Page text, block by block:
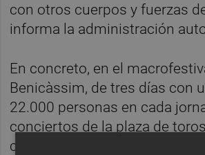
con otros cuerpos y fuerzas
informa la administración
En concreto, en el
Benicàssim, de tres días con
22.000 personas en cada
conciertos de la plaza de
con aforos diarios de